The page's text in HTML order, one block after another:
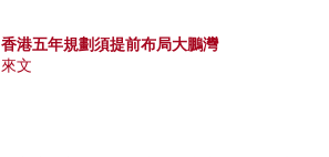
香港五年規劃須提前布局大鵬灣
來文